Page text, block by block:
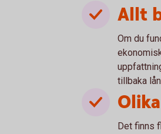
Allt
Om du
tillbaka
Det finns